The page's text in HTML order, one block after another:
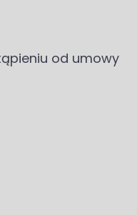
od umowy